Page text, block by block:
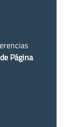
Página